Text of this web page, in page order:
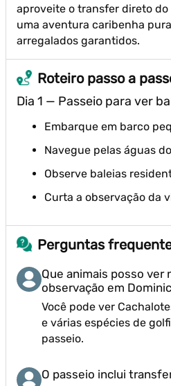
aproveite o transfer direto do
uma aventura caribenha
arregalados garantidos.
Roteiro passo a
Dia 1 — Passeio para ver
Embarque em barco
Navegue pelas águas
Observe baleias
Curta a observação da
Perguntas
Que animais posso ver
observação em
Você pode ver
e várias espécies de
passeio.
O passeio inclui